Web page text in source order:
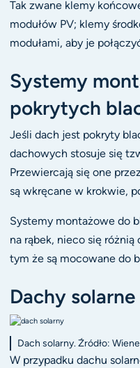
Tak zwane klemy
modułów PV; klemy
modułami, aby je
Systemy
pokrytych
Jeśli dach jest pokryty
dachowych stosuje się
Przewiercają się one
są wkręcane w krokwie,
Systemy montażowe do
na rąbek, nieco się
tym że są mocowane do
Dachy solarne
Dach solarny. Źródło:
W przypadku dachu